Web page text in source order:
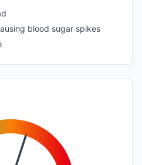
blood sugar spikes